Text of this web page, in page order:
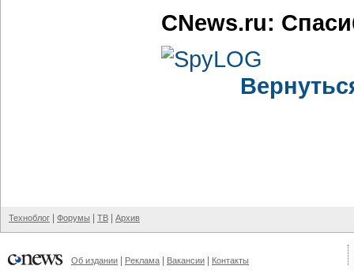
CNews.ru:
Техноблог Форумы ТВ Архив
Об издании Реклама Вакансии Контакты